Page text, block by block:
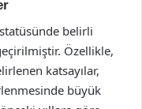
belirli
Özellikle,
katsayılar,
büyük